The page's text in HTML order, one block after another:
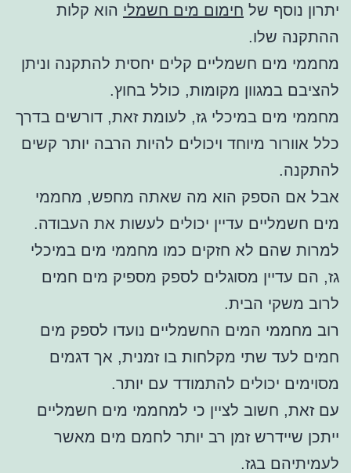
יתרון נוסף של חימום מים חשמלי הוא קלות
ההתקנה שלו.
מחממי מים חשמליים קלים יחסית להתקנה וניתן
להציבם במגוון מקומות, כולל בחוץ.
מחממי מים במיכלי גז, לעומת זאת, דורשים בדרך
כלל אוורור מיוחד ויכולים להיות הרבה יותר קשים
להתקנה.
אבל אם הספק הוא מה שאתה מחפש, מחממי
מים חשמליים עדיין יכולים לעשות את העבודה.
למרות שהם לא חזקים כמו מחממי מים במיכלי
גז, הם עדיין מסוגלים לספק מספיק מים חמים
לרוב משקי הבית.
רוב מחממי המים החשמליים נועדו לספק מים
חמים לעד שתי מקלחות בו זמנית, אך דגמים
מסוימים יכולים להתמודד עם יותר.
עם זאת, חשוב לציין כי למחממי מים חשמליים
ייתכן שיידרש זמן רב יותר לחמם מים מאשר
לעמיתיהם בגז.